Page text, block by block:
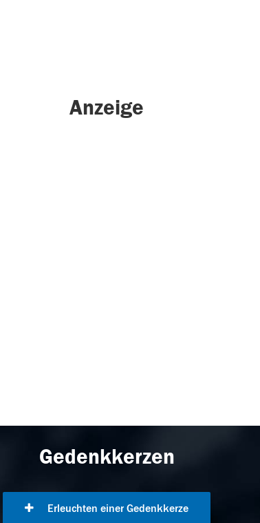
Anzeige
Gedenkkerzen
Erleuchten einer Gedenkkerze